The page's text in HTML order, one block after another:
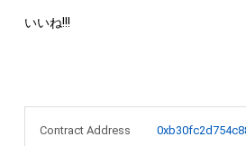
いいね!!!
Contract Address